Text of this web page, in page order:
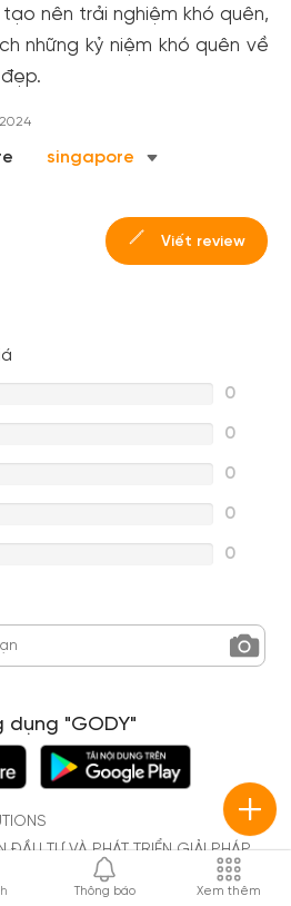
nên trải nghiệm khó quên,
những kỷ niệm khó quên về
singapore
Viết review
0
0
0
0
0
Thông báo Xem thêm
dụng "GODY"
TƯ VÀ PHÁT TRIỂN GIẢI PHÁP